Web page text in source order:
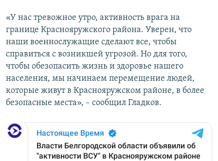
«У нас тревожное утро, активность врага на
границе Краснояружского района. Уверен, что
наши военнослужащие сделают все, чтобы
справиться с возникшей угрозой. Но для того,
чтобы обезопасить жизнь и здоровье нашего
населения, мы начинаем перемещение людей,
которые живут в Краснояружском районе, в более
безопасные места», – сообщил Гладков.